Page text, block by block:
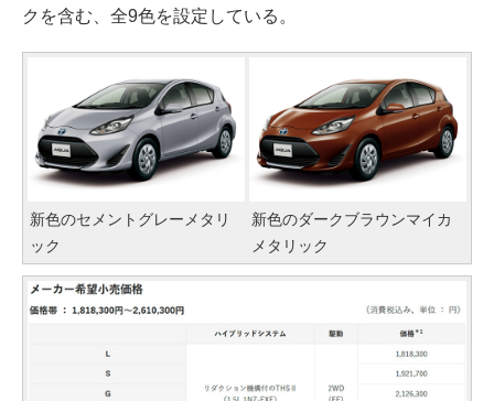
クを含む、全9色を設定している。
新色のセメントグレーメタリ
ック
新色のダークブラウンマイカ
メタリック